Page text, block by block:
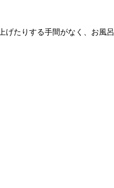
げたりする手間がなく、お風呂